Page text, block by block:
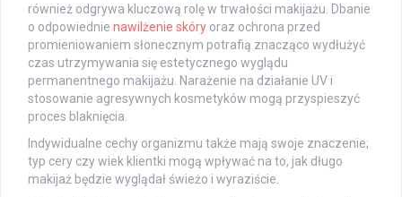
również odgrywa kluczową rolę w trwałości makijażu. Dbanie
o odpowiednie nawilżenie skóry oraz ochrona przed
promieniowaniem słonecznym potrafią znacząco wydłużyć
czas utrzymywania się estetycznego wyglądu
permanentnego makijażu. Narażenie na działanie UV i
stosowanie agresywnych kosmetyków mogą przyspieszyć
proces blaknięcia.
Indywidualne cechy organizmu także mają swoje znaczenie;
typ cery czy wiek klientki mogą wpływać na to, jak długo
makijaż będzie wyglądał świeżo i wyraziście.